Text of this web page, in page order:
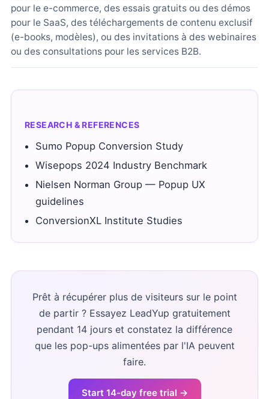
pour le e-commerce, des essais gratuits ou des démos
pour le SaaS, des téléchargements de contenu exclusif
(e-books, modèles), ou des invitations à des webinaires
ou des consultations pour les services B2B.
RESEARCH & REFERENCES
Sumo Popup Conversion Study
Wisepops 2024 Industry Benchmark
Nielsen Norman Group — Popup UX
guidelines
ConversionXL Institute Studies
Prêt à récupérer plus de visiteurs sur le point
de partir ? Essayez LeadYup gratuitement
pendant 14 jours et constatez la différence
que les pop-ups alimentées par l'IA peuvent
faire.
Start 14-day free trial →